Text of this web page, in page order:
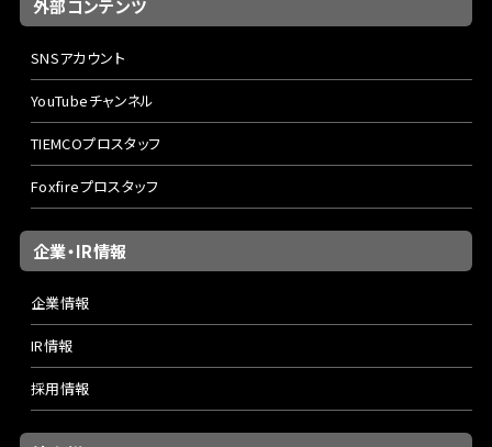
外部コンテンツ
SNSアカウント
YouTubeチャンネル
TIEMCOプロスタッフ
Foxfireプロスタッフ
企業・IR情報
企業情報
IR情報
採用情報